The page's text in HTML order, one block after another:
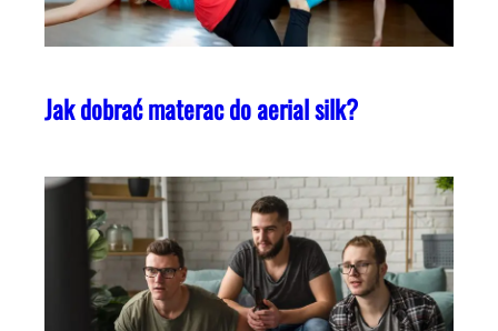
Jak dobrać materac do aerial silk?